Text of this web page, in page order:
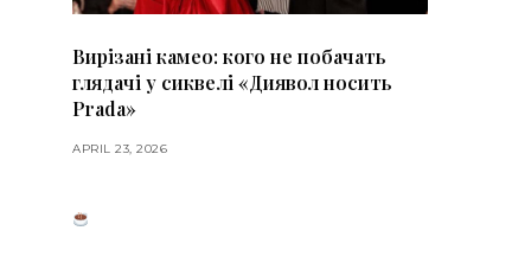
Вирізані камео: кого не побачать
глядачі у сиквелі «Диявол носить
Prada»
APRIL 23, 2026